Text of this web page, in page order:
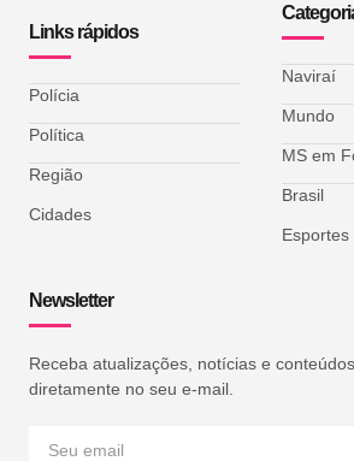
Links rápidos
Polícia
Política
Região
Cidades
Naviraí
Mundo
MS em
Brasil
Esportes
Newsletter
Receba atualizações, notícias e
diretamente no seu e-mail.